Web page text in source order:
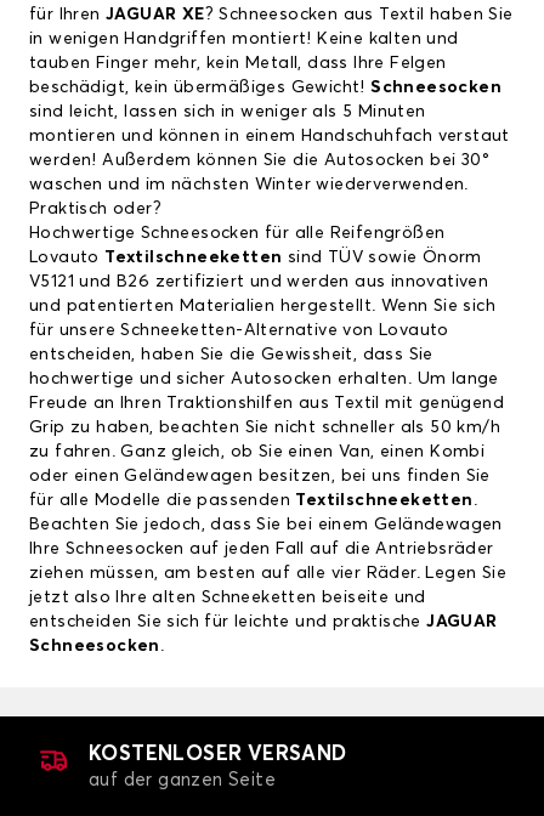
für Ihren JAGUAR XE? Schneesocken aus Textil haben Sie
in wenigen Handgriffen montiert! Keine kalten und
tauben Finger mehr, kein Metall, dass Ihre Felgen
beschädigt, kein übermäßiges Gewicht!Schneesocken
sind leicht, lassen sich in weniger als 5 Minuten
montieren und können in einem Handschuhfach verstaut
werden! Außerdem können Sie die Autosocken bei 30°
waschen und im nächsten Winter wiederverwenden.
Praktisch oder?
Hochwertige Schneesocken für alle Reifengrößen
Lovauto Textilschneeketten sind TÜV sowie Önorm
V5121 und B26 zertifiziert und werden aus innovativen
und patentierten Materialien hergestellt. Wenn Sie sich
für unsere Schneeketten-Alternative von Lovauto
entscheiden, haben Sie die Gewissheit, dass Sie
hochwertige und sicher Autosocken erhalten. Um lange
Freude an Ihren Traktionshilfen aus Textil mit genügend
Grip zu haben, beachten Sie nicht schneller als 50 km/h
zu fahren. Ganz gleich, ob Sie einen Van, einen Kombi
oder einen Geländewagen besitzen, bei uns finden Sie
für alle Modelle die passenden Textilschneeketten
Beachten Sie jedoch, dass Sie bei einem Geländewagen
Ihre Schneesocken auf jeden Fall auf die Antriebsräder
ziehen müssen, am besten auf alle vier Räder. Legen Sie
jetzt also Ihre alten Schneeketten beiseite und
entscheiden Sie sich für leichte und praktische JAGUAR
Schneesocken
KOSTENLOSER VERSAND
auf der ganzen Seite